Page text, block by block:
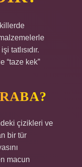
tatlısıdır.
“taze kek”
çizikleri ve
bir tür
macun